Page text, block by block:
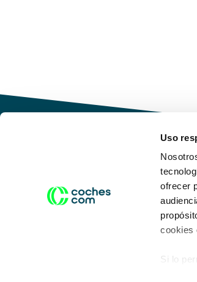
Uso
ofrecer
cookies
Si lo
Conduce tu futuro,
desata tu movilidad